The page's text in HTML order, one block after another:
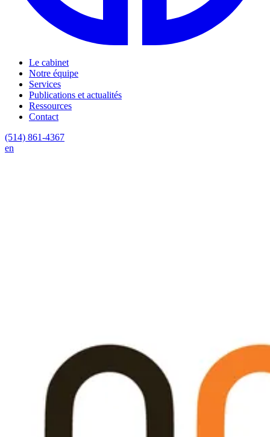
Le cabinet
Notre équipe
Services
Publications et actualités
Ressources
Contact
(514) 861-4367
en